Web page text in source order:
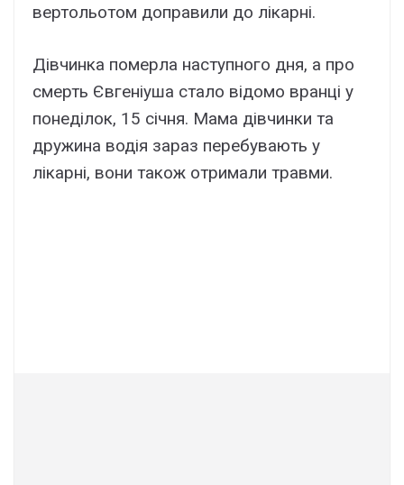
вертольотом доправили до лікарні.
Дівчинка померла наступного дня, а про
смерть Євгеніуша стало відомо вранці у
понеділок, 15 січня. Мама дівчинки та
дружина водія зараз перебувають у
лікарні, вони також отримали травми.